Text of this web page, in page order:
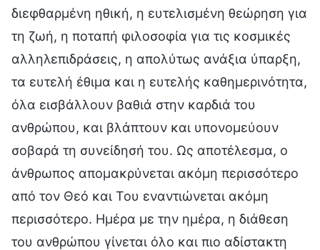
διεφθαρμένη ηθική, η ευτελισμένη θεώρηση για
τη ζωή, η ποταπή φιλοσοφία για τις κοσμικές
αλληλεπιδράσεις, η απολύτως ανάξια ύπαρξη,
τα ευτελή έθιμα και η ευτελής καθημερινότητα,
όλα εισβάλλουν βαθιά στην καρδιά του
ανθρώπου, και βλάπτουν και υπονομεύουν
σοβαρά τη συνείδησή του. Ως αποτέλεσμα, ο
άνθρωπος απομακρύνεται ακόμη περισσότερο
από τον Θεό και Του εναντιώνεται ακόμη
περισσότερο. Ημέρα με την ημέρα, η διάθεση
του ανθρώπου γίνεται όλο και πιο αδίστακτη